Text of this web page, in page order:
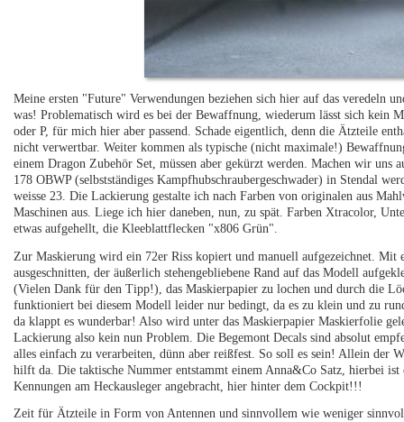
Meine ersten "Future" Verwendungen beziehen sich hier auf das veredeln
was! Problematisch wird es bei der Bewaffnung, wiederum lässt sich
oder P, für mich hier aber passend. Schade eigentlich, denn die Ätzteile
nicht verwertbar. Weiter kommen als typische (nicht maximale!)
einem Dragon Zubehör Set, müssen aber gekürzt werden. Machen wir uns
178 OBWP (selbstständiges Kampfhubschraubergeschwader) in Stendal
weisse 23. Die Lackierung gestalte ich nach Farben von originalen aus
Maschinen aus. Liege ich hier daneben, nun, zu spät. Farben Xtracolor,
etwas aufgehellt, die Kleeblattflecken "x806 Grün".
Zur Maskierung wird ein 72er Riss kopiert und manuell aufgezeichnet. Mit
ausgeschnitten, der äußerlich stehengebliebene Rand auf das Modell
(Vielen Dank für den Tipp!), das Maskierpapier zu lochen und durch die
funktioniert bei diesem Modell leider nur bedingt, da es zu klein und zu
da klappt es wunderbar! Also wird unter das Maskierpapier Maskierfolie
Lackierung also kein nun Problem. Die Begemont Decals sind absolut
alles einfach zu verarbeiten, dünn aber reißfest. So soll es sein! Allein der
hilft da. Die taktische Nummer entstammt einem Anna&Co Satz, hierbei ist
Kennungen am Heckausleger angebracht, hier hinter dem Cockpit!!!
Zeit für Ätzteile in Form von Antennen und sinnvollem wie weniger